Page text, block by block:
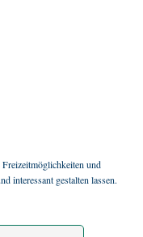
Freizeitmöglichkeiten und
interessant gestalten lassen.